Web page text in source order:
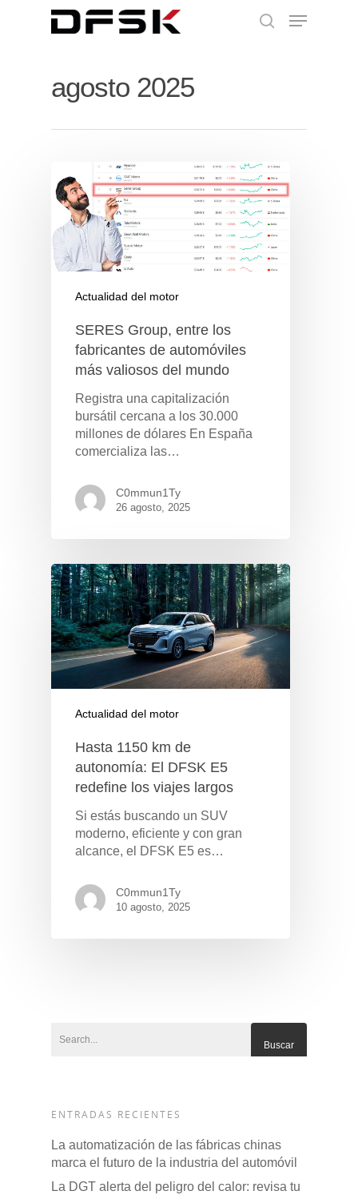
Pulse Enter para buscar o ESC para cerrar
agosto 2025
Actualidad del motor
SERES Group, entre los
fabricantes de automóviles
más valiosos del mundo
Registra una capitalización
bursátil cercana a los 30.000
millones de dólares En España
comercializa las…
C0mmun1Ty
26 agosto, 2025
Actualidad del motor
Hasta 1150 km de
autonomía: El DFSK E5
redefine los viajes largos
Si estás buscando un SUV
moderno, eficiente y con gran
alcance, el DFSK E5 es…
C0mmun1Ty
10 agosto, 2025
ENTRADAS RECIENTES
La automatización de las fábricas chinas
marca el futuro de la industria del automóvil
La DGT alerta del peligro del calor: revisa tu